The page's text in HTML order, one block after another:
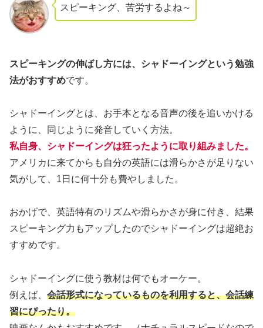
スピーキング、苦労するよね～
スピーキングの伸ばし方には、シャドーイングという勉強
法がおすすめです。
シャドーイングとは、お手本となる音声の後を追いかける
ように、同じように発音していく方法。
私自身、シャドーイングは狂ったように取り組みました。
アメリカに来てからも自分の英語には滑らかさが足りない
気がして、1日に何十分も費やしました。
おかげで、英語特有のリズムや滑らかさが身に付き、結果
スピーキング力もアップしたのでシャドーイングは超絶お
すすめです。
シャドーイングに使う教材は何でもオーケー。
例えば、 会話形式になっているものを利用すると、会話練
習にぴったり。